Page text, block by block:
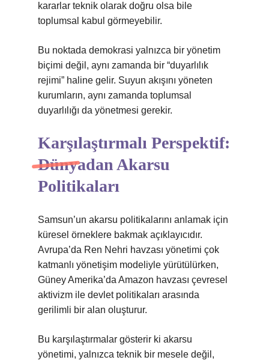
kararlar teknik olarak doğru olsa bile
toplumsal kabul görmeyebilir.
Bu noktada demokrasi yalnızca bir yönetim
biçimi değil, aynı zamanda bir “duyarlılık
rejimi” haline gelir. Suyun akışını yöneten
kurumların, aynı zamanda toplumsal
duyarlılığı da yönetmesi gerekir.
Karşılaştırmalı Perspektif:
Dünyadan Akarsu
Politikaları
Samsun’un akarsu politikalarını anlamak için
küresel örneklere bakmak açıklayıcıdır.
Avrupa’da Ren Nehri havzası yönetimi çok
katmanlı yönetişim modeliyle yürütülürken,
Güney Amerika’da Amazon havzası çevresel
aktivizm ile devlet politikaları arasında
gerilimli bir alan oluşturur.
Bu karşılaştırmalar gösterir ki akarsu
yönetimi, yalnızca teknik bir mesele değil,